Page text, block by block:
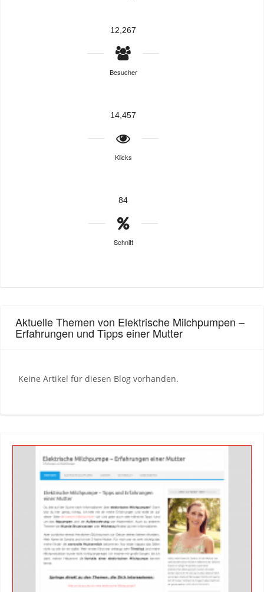
12,267
Besucher
14,457
Klicks
84
Schnitt
Aktuelle Themen von Elektrische Milchpumpen –
Erfahrungen und Tipps einer Mutter
Keine Artikel für diesen Blog vorhanden.